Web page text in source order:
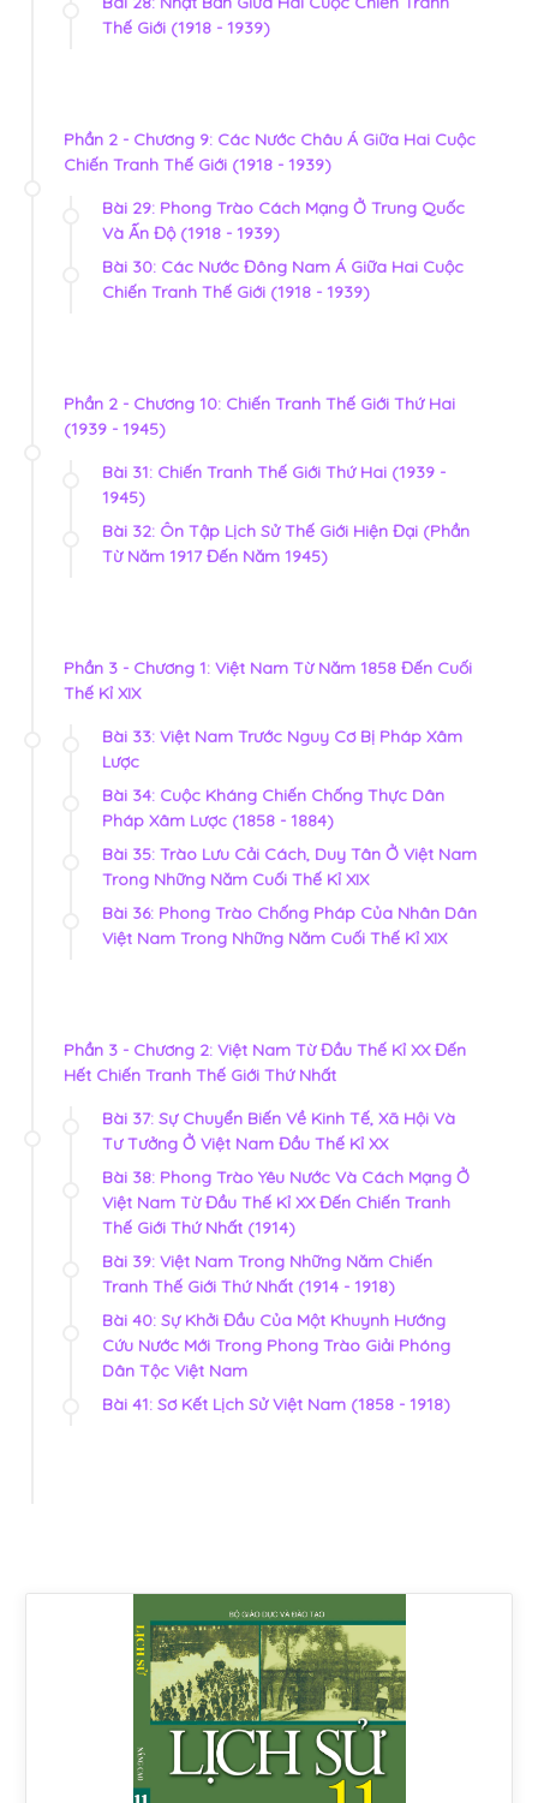
Thế Giới (1918 - 1939)
Phần 2 - Chương 9: Các Nước Châu Á Giữa Hai Cuộc
Chiến Tranh Thế Giới (1918 - 1939)
Bài 29: Phong Trào Cách Mạng Ở Trung Quốc
Và Ấn Độ (1918 - 1939)
Bài 30: Các Nước Đông Nam Á Giữa Hai Cuộc
Chiến Tranh Thế Giới (1918 - 1939)
Phần 2 - Chương 10: Chiến Tranh Thế Giới Thứ Hai
(1939 - 1945)
Bài 31: Chiến Tranh Thế Giới Thứ Hai (1939 -
1945)
Bài 32: Ôn Tập Lịch Sử Thế Giới Hiện Đại (Phần
Từ Năm 1917 Đến Năm 1945)
Phần 3 - Chương 1: Việt Nam Từ Năm 1858 Đến Cuối
Thế Kỉ XIX
Bài 33: Việt Nam Trước Nguy Cơ Bị Pháp Xâm
Lược
Bài 34: Cuộc Kháng Chiến Chống Thực Dân
Pháp Xâm Lược (1858 - 1884)
Bài 35: Trào Lưu Cải Cách, Duy Tân Ở Việt Nam
Trong Những Năm Cuối Thế Kỉ XIX
Bài 36: Phong Trào Chống Pháp Của Nhân Dân
Việt Nam Trong Những Năm Cuối Thế Kỉ XIX
Phần 3 - Chương 2: Việt Nam Từ Đầu Thế Kỉ XX Đến
Hết Chiến Tranh Thế Giới Thứ Nhất
Bài 37: Sự Chuyển Biến Về Kinh Tế, Xã Hội Và
Tư Tưởng Ở Việt Nam Đầu Thế Kỉ XX
Bài 38: Phong Trào Yêu Nước Và Cách Mạng Ở
Việt Nam Từ Đầu Thế Kỉ XX Đến Chiến Tranh
Thế Giới Thứ Nhất (1914)
Bài 39: Việt Nam Trong Những Năm Chiến
Tranh Thế Giới Thứ Nhất (1914 - 1918)
Bài 40: Sự Khởi Đầu Của Một Khuynh Hướng
Cứu Nước Mới Trong Phong Trào Giải Phóng
Dân Tộc Việt Nam
Bài 41: Sơ Kết Lịch Sử Việt Nam (1858 - 1918)